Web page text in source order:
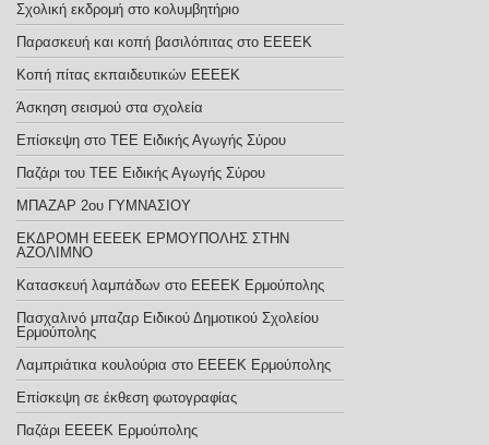
Σχολική εκδρομή στο κολυμβητήριο
Παρασκευή και κοπή βασιλόπιτας στο ΕΕΕΕΚ
Κοπή πίτας εκπαιδευτικών ΕΕΕΕΚ
Άσκηση σεισμού στα σχολεία
Επίσκεψη στο ΤΕΕ Ειδικής Αγωγής Σύρου
Παζάρι του ΤΕΕ Ειδικής Αγωγής Σύρου
ΜΠΑΖΑΡ 2ου ΓΥΜΝΑΣΙΟΥ
ΕΚΔΡΟΜΗ ΕΕΕΕΚ ΕΡΜΟΥΠΟΛΗΣ ΣΤΗΝ
ΑΖΟΛΙΜΝΟ
Κατασκευή λαμπάδων στο ΕΕΕΕΚ Ερμούπολης
Πασχαλινό μπαζαρ Ειδικού Δημοτικού Σχολείου
Ερμούπολης
Λαμπριάτικα κουλούρια στο ΕΕΕΕΚ Ερμούπολης
Επίσκεψη σε έκθεση φωτογραφίας
Παζάρι ΕΕΕΕΚ Ερμούπολης